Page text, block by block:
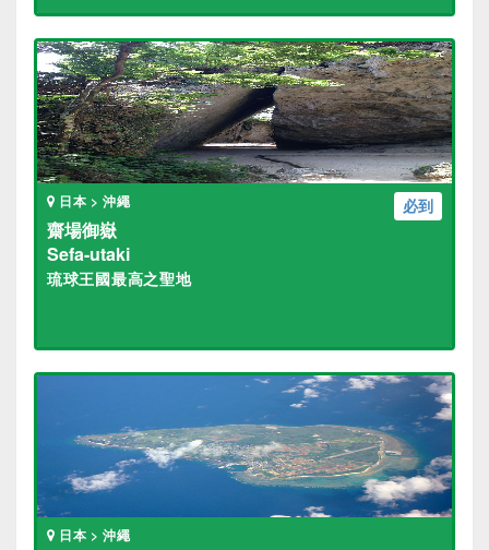
必到
日本 > 沖繩
齋場御嶽
Sefa-utaki
琉球王國最高之聖地
日本 > 沖繩